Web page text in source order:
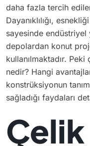
daha fazla tercih
Dayanıklılığı,
sayesinde endüstriyel
depolardan konut
kullanılmaktadır.
nedir? Hangi
konstrüksiyonun
sağladığı faydaları
Çelik